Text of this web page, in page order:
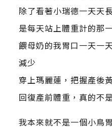
除了看著小瑞德一天天
是每天站上體重計的那
餵母奶的我胃口一天一
減少
穿上瑪麗蓮，把握產後
回復產前體重，真的不
我本來就不是一個小鳥